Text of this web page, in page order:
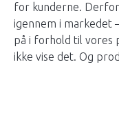
for kunderne.
igennem i markedet
på i forhold til vores
ikke vise det. Og